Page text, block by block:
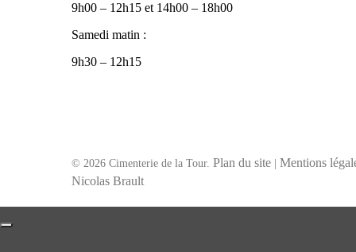
9h00 – 12h15 et 14h00 – 18h00
Samedi matin :
9h30 – 12h15
© 2026 Cimenterie de la Tour. Plan du site
Mentions
Nicolas Brault